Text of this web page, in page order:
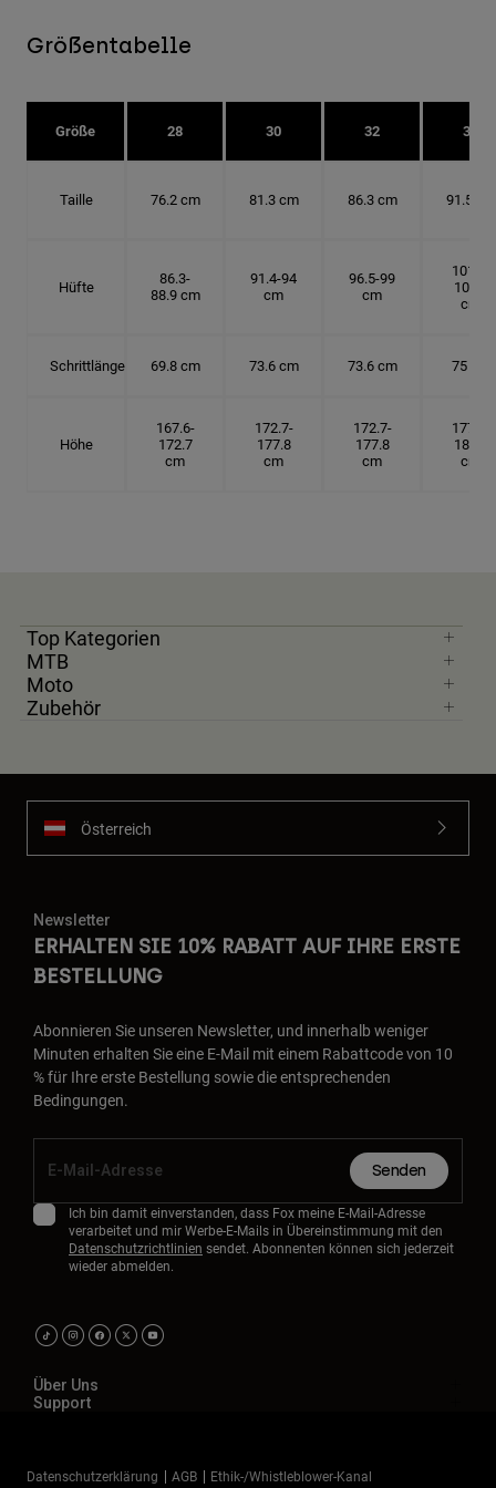
Größentabelle
Größe 28 30 32 34
Taille 76.2 cm 81.3 cm 86.3 cm 91.5 cm
Hüfte
86.3-
88.9 cm
91.4-94
cm
96.5-99
cm
101.6-
104.1
cm
Schrittlänge 69.8 cm 73.6 cm 73.6 cm 75 cm
Höhe
167.6-
172.7
cm
172.7-
177.8
cm
172.7-
177.8
cm
177.8-
182.9
cm
Top Kategorien
MTB
Moto
Zubehör
Österreich
Newsletter
ERHALTEN SIE 10% RABATT AUF IHRE ERSTE
BESTELLUNG
Abonnieren Sie unseren Newsletter, und innerhalb weniger
Minuten erhalten Sie eine E-Mail mit einem Rabattcode von 10
% für Ihre erste Bestellung sowie die entsprechenden
Bedingungen.
Senden
Ich bin damit einverstanden, dass Fox meine E-Mail-Adresse
verarbeitet und mir Werbe-E-Mails in Übereinstimmung mit den
Datenschutzrichtlinien sendet. Abonnenten können sich jederzeit
wieder abmelden.
Über Uns
Support
Datenschutzerklärung AGB Ethik-/Whistleblower-Kanal